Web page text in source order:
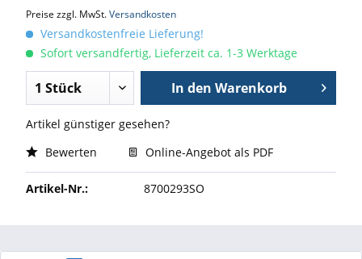
Preise zzgl. MwSt.Versandkosten
Versandkostenfreie Lieferung!
Sofort versandfertig, Lieferzeit ca. 1-3 Werktage
In den Warenkorb
Artikel günstiger gesehen?
Bewerten
Online-Angebot als PDF
Artikel-Nr.: 8700293SO